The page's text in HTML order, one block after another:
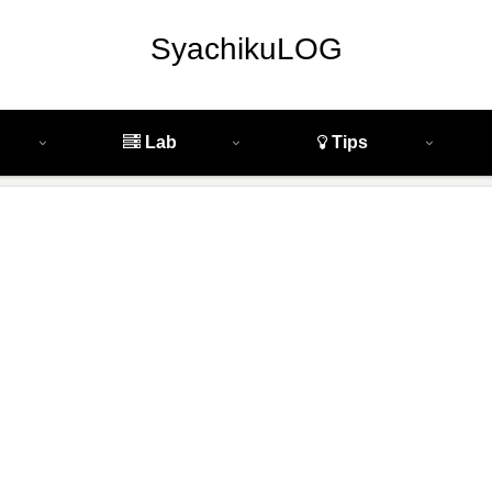
SyachikuLOG
Lab Tips